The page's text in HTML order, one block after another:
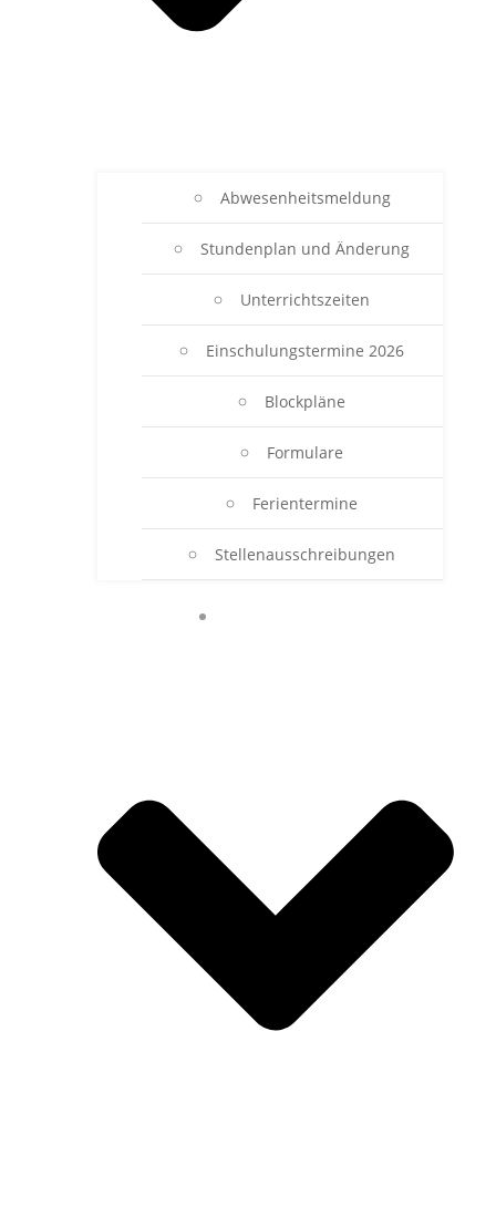
Abwesenheitsmeldung
Stundenplan und Änderung
Unterrichtszeiten
Einschulungstermine 2026
Blockpläne
Formulare
Ferientermine
Stellenausschreibungen